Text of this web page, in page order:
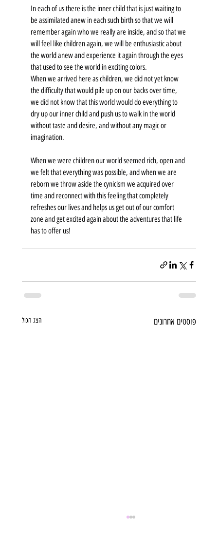
In each of us there is the inner child that is just waiting to
be assimilated anew in each such birth so that we will
remember again who we really are inside, and so that we
will feel like children again, we will be enthusiastic about
the world anew and experience it again through the eyes
that used to see the world in exciting colors.
When we arrived here as children, we did not yet know
the difficulty that would pile up on our backs over time,
we did not know that this world would do everything to
dry up our inner child and push us to walk in the world
without taste and desire, and without any magic or
imagination.
When we were children our world seemed rich, open and
we felt that everything was possible, and when we are
reborn we throw aside the cynicism we acquired over
time and reconnect with this feeling that completely
refreshes our lives and helps us get out of our comfort
zone and get excited again about the adventures that life
has to offer us!
פוסטים אחרונים הצג הכול